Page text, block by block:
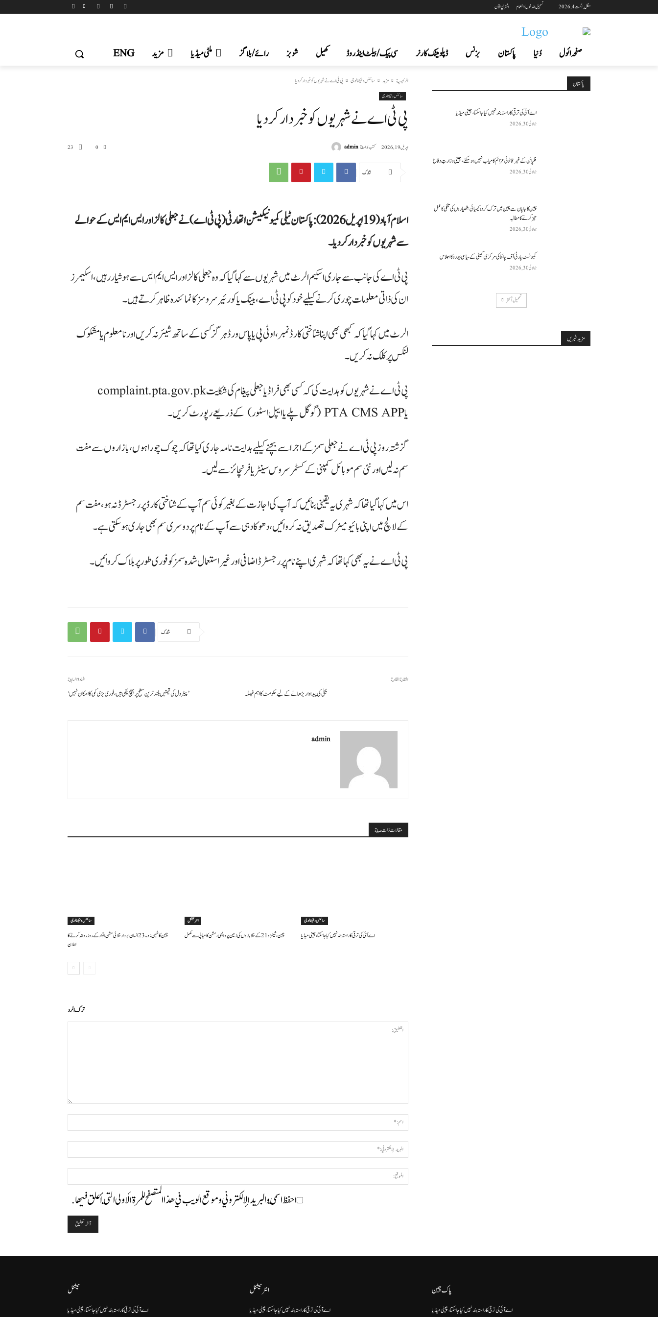
منگل, اگست 4, 2026 تسجيل الدخول / انضمام اشتري الآن
صفحہ ائول دُنیا پاکستان بزنس ڈپلومیٹک کارنر سی پیک /بیلٹ اینڈ روڈ کھیل شوبز رائے/بلاگز ملٹی میڈیا مزید ENG
الرئيسية مزید سائنس وٹیکنالوجی پی ٹی اے نے شہریوں کو خبردار کر دیا
سائنس وٹیکنالوجی
پی ٹی اے نے شہریوں کو خبردار کر دیا
0
23 اپریل 19, 2026 كتب بواسطةadmin
شارك
اسلام آباد (19 اپریل 2026): پاکستان ٹیلی کمیونیکیشن اتھارٹی (پی ٹی اے) نے جعلی کالز اور ایس ایم ایس کے حوالے
سے شہریوں کو خبردار کر دیا۔
پی ٹی اے کی جانب سے جاری اسکیم الرٹ میں شہریوں سے کہا گیا کہ وہ جعلی کالز اور ایس ایم ایس سے ہوشیار رہیں، اسکیمرز
ان کی ذاتی معلومات چوری کرنے کیلیے خود کو پی ٹی اے، بینک یا کورئیر سروسز کا نمائندہ ظاہر کرتے ہیں۔
الرٹ میں کہا گیا کہ کبھی بھی اپنا شناختی کارڈ نمبر، او ٹی پی یا پاس ورڈ ہرگز کسی کے ساتھ شیئر نہ کریں اور نامعلوم یا مشکوک
لنکس پر کلک نہ کریں۔
پی ٹی اے نے شہریوں کو ہدایت کی کہ کسی بھی فراڈ یا جعلی پیغام کی شکایت complaint.pta.gov.pk
یا PTA CMS APP (گوگل پلے یا ایپل اسٹور) کے ذریعے رپورٹ کریں۔
گزشتہ روز پی ٹی اے نے جعلی سمز کے اجرا سے بچنے کیلیے ہدایت نامہ جاری کیا تھا کہ چوک چوراہوں، بازاروں سے مفت
سم نہ لیں اور نئی سم موبائل کمپنی کے کسٹمر سروس سینٹر یا فرنچائز سے لیں۔
اس میں کہا گیا تھا کہ شہری یہ یقینی بنائیں کہ آپ کی اجازت کے بغیر کوئی سم آپ کے شناختی کارڈ پر رجسٹرڈ نہ ہو، مفت سم
کے لالچ میں اپنی بائیو میٹرک تصدیق نہ کروائیں، دھوکا دہی سے آپ کے نام پر دوسری سم بھی جاری ہو سکتی ہے۔
پی ٹی اے نے یہ بھی کہا تھا کہ شہری اپنے نام پر رجسٹرڈ اضافی اور غیر استعمال شدہ سمز کو فوری طور پر بلاک کروائیں۔
شارك
المادة السابقة
’پیٹرول کی قیمتیں بلند ترین سطح پر پہنچ چکی ہیں، فوری بڑی کمی کا امکان نہیں‘
المقالة القادمة
بجلی کی پیداوار بڑھانے کے لیے حکومت کا اہم فیصلہ
admin
مقالات ذات صلة
سائنس وٹیکنالوجی
اے آئی کی ترقی کا راستہ بند نہیں کیا جا سکتا، چینی میڈیا
انٹرنیشنل
چین، شینزو 21 کے خلا بازوں کی زمین پر واپسی، مشن کامیابی سے مکمل
سائنس وٹیکنالوجی
چین کا شین زو۔23 انسان بردار خلائی مشن اتوار کے روز روانہ کر نے کا
اعلان
ترك الرد
التعليق:
اسم:*
البريد
الإلكتروني:*
الموقع:
احفظ اسمي والبريد الإلكتروني وموقع الويب في هذا المتصفح للمرة الأولى التي أعلق فيها.
پاکستان
اے آئی کی ترقی کا راستہ بند نہیں کیا جا سکتا، چینی میڈیا
جولائی 30, 2026
فلپائن کے غیر قانونی عزائم کامیاب نہیں ہو سکتے ، چینی وزارتِ دفاع
جولائی 30, 2026
چین کا جاپان سے چین میں ترک کردہ کیمیائی ہتھیاروں کی تلفی کا عمل
تیز کرنے کا مطالبہ
جولائی 30, 2026
کمیونسٹ پارٹی آف چائنا کی مرکزی کمیٹی کے سیاسی بیورو کا اجلاس
جولائی 30, 2026
تحميل أكثر
مزید خبریں
نیشنل
اے آئی کی ترقی کا راستہ بند نہیں کیا جا سکتا، چینی میڈیا
انٹرنیشنل
اے آئی کی ترقی کا راستہ بند نہیں کیا جا سکتا، چینی میڈیا
پاک چین
اے آئی کی ترقی کا راستہ بند نہیں کیا جا سکتا، چینی میڈیا